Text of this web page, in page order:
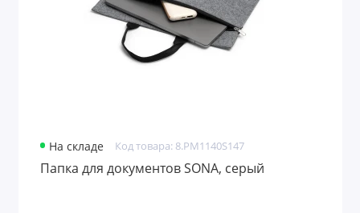
На складе Код товара: 8.PM1140S147
Папка для документов SONA, серый